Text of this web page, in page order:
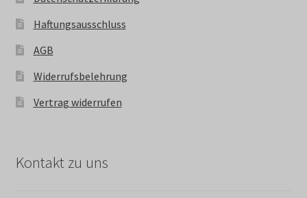
Haftungsausschluss
AGB
Widerrufsbelehrung
Vertrag widerrufen
Kontakt zu uns